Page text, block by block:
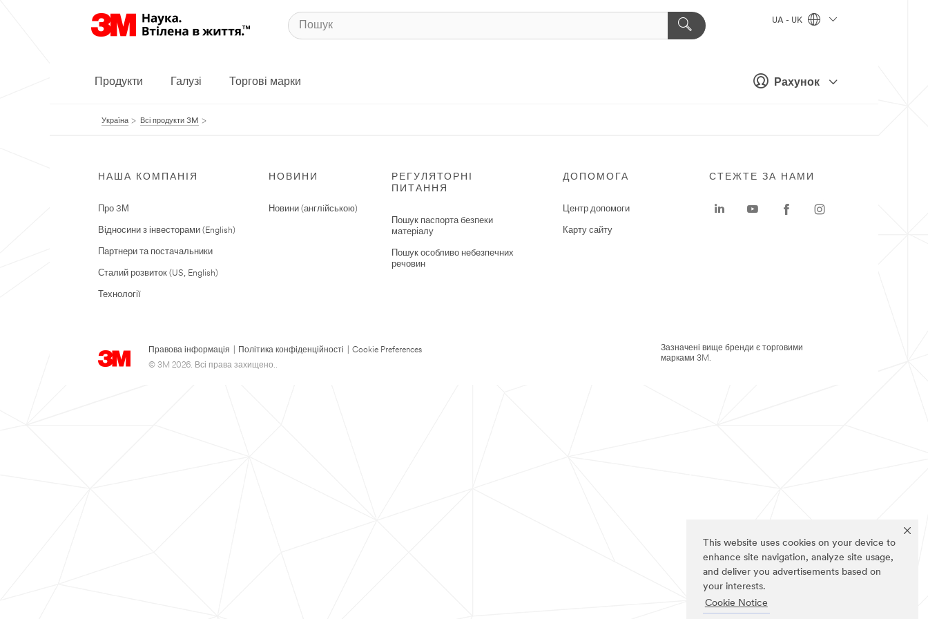
This website uses cookies on your device to
enhance site navigation, analyze site usage,
and deliver you advertisements based on
your interests.
Cookie Notice
Рахунок
UA - UK
Продукти Галузі Торгові марки
Україна Всі продукти 3M
НАША КОМПАНІЯ
Про 3М
Відносини з інвесторами (English)
Партнери та постачальники
Сталий розвиток (US, English)
Технології
НОВИНИ
Новини (англiйською)
РЕГУЛЯТОРНІ
ПИТАННЯ
Пошук паспорта безпеки
матеріалу
Пошук особливо небезпечних
речовин
ДОПОМОГА
Центр допомоги
Карту сайту
Правова інформація Політика конфіденційності
Cookie Preferences
© 3M 2026. Всі права захищено..
СТЕЖТЕ ЗА НАМИ
Зазначені вище бренди є торговими
марками 3M.